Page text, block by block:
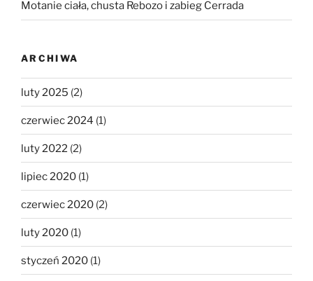
Motanie ciała, chusta Rebozo i zabieg Cerrada
ARCHIWA
luty 2025 (2)
czerwiec 2024 (1)
luty 2022 (2)
lipiec 2020 (1)
czerwiec 2020 (2)
luty 2020 (1)
styczeń 2020 (1)